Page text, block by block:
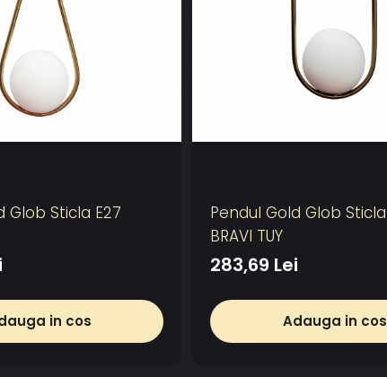
Glob Sticla E27
in cos
Pendul Gold Glob
BRAVI TUY
283,69 Lei
Adauga in cos